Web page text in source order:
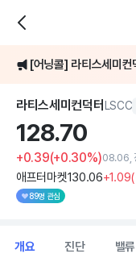
라티스세미컨덕터 LSCC
128.70
+0.39(+0.30%)08.06,
애프터마켓130.06+1.09(
89명 관심
개요 진단 밸류